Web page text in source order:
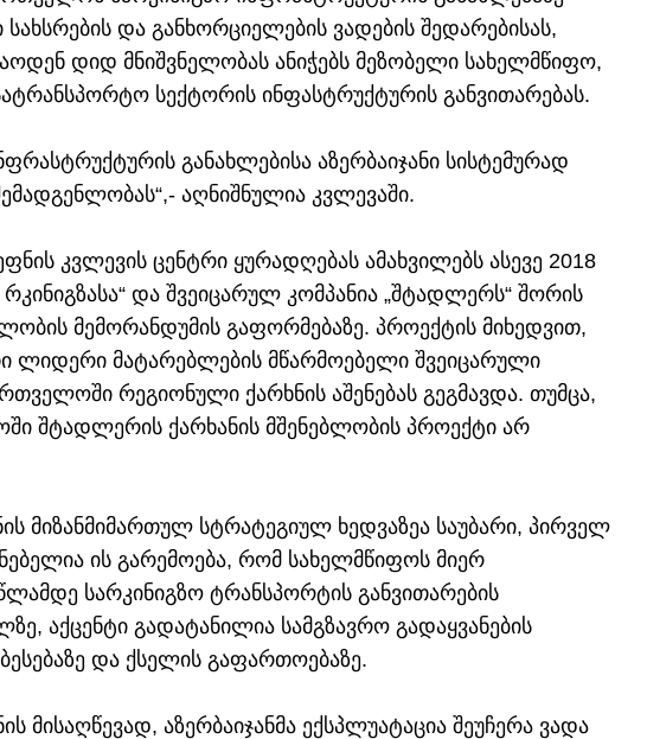
და განხორციელების ვადების შედარებისას,
დიდ მნიშვნელობას ანიჭებს მეზობელი სახელმწიფო,
სექტორის ინფასტრუქტურის განვითარებას.
განახლებისა აზერბაიჯანი სისტემურად
აღნიშნულია კვლევაში.
კვლევის ცენტრი ყურადღებას ამახვილებს ასევე 2018
და შვეიცარულ კომპანია „შტადლერს“ შორის
მემორანდუმის გაფორმებაზე. პროექტის მიხედვით,
მატარებლების მწარმოებელი შვეიცარული
რეგიონული ქარხნის აშენებას გეგმავდა. თუმცა,
შტადლერის ქარხანის მშენებლობის პროექტი არ
მიზანმიმართულ სტრატეგიულ ხედვაზეა საუბარი, პირველ
ის გარემოება, რომ სახელმწიფოს მიერ
სარკინიგზო ტრანსპორტის განვითარების
აქცენტი გადატანილია სამგზავრო გადაყვანების
და ქსელის გაფართოებაზე.
მისაღწევად, აზერბაიჯანმა ექსპლუატაცია შეუჩერა ვადა